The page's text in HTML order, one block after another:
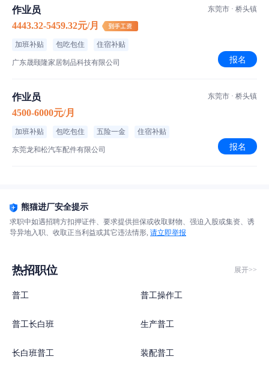
作业员
4443.32-5459.32元/月
加班补贴 包吃包住 住宿补贴
广东晟颐隆家居制品科技有限公司
东莞市 · 桥头镇
报名
作业员
4500-6000元/月
加班补贴 包吃包住 五险一金 住宿补贴
东莞龙和松汽车配件有限公司
东莞市 · 桥头镇
报名
熊猫进厂安全提示
求职中如遇招聘方扣押证件、要求提供担保或收取财物、强迫入股或集资、诱
导异地入职、收取正当利益或其它违法情形, 请立即举报
热招职位 展开>>
普工 普工操作工
普工长白班 生产普工
长白班普工 装配普工